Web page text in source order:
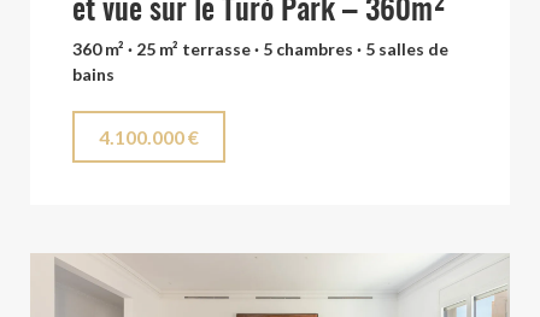
et vue sur le Turó Park – 360m²
360 m² · 25 m² terrasse · 5 chambres · 5 salles de
bains
4.100.000 €